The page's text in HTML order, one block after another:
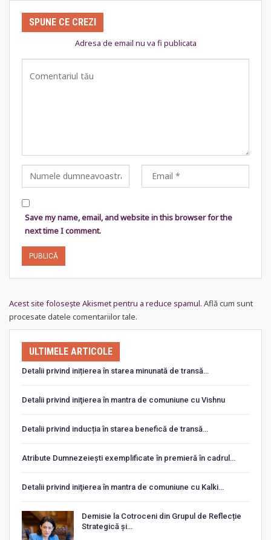
SPUNE CE CREZI
Adresa de email nu va fi publicata
Save my name, email, and website in this browser for the
next time I comment.
Acest site folosește Akismet pentru a reduce spamul. Află cum sunt
procesate datele comentariilor tale.
ULTIMELE ARTICOLE
Detalii privind inițierea în starea minunată de transă…
Detalii privind iniţierea în mantra de comuniune cu Vishnu
Detalii privind inducția în starea benefică de transă…
Atribute Dumnezeiești exemplificate în premieră în cadrul…
Detalii privind iniţierea în mantra de comuniune cu Kalki…
Demisie la Cotroceni din Grupul de Reflecție
Strategică și…